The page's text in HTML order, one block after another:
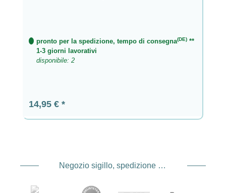
pronto per la spedizione, tempo di consegna(DE) **
1-3 giorni lavorativi
disponibile: 2
Prezzo normale:
14,95 €
Negozio sigillo, spedizione e spedizione Fornitore di servizi di pagamento